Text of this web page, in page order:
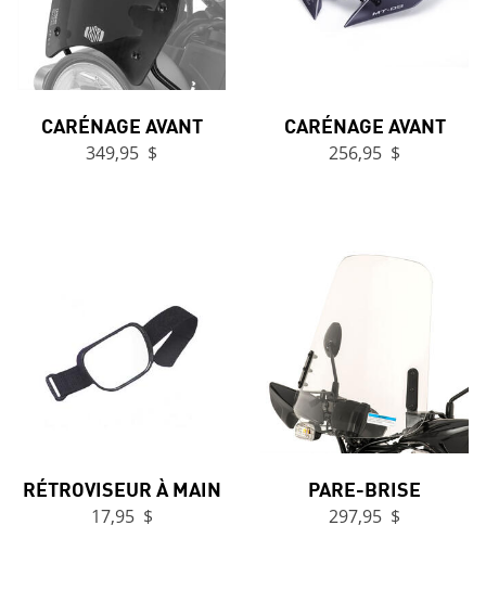
CARÉNAGE AVANT
349,95 $
CARÉNAGE AVANT
256,95 $
RÉTROVISEUR À MAIN
17,95 $
PARE-BRISE
297,95 $